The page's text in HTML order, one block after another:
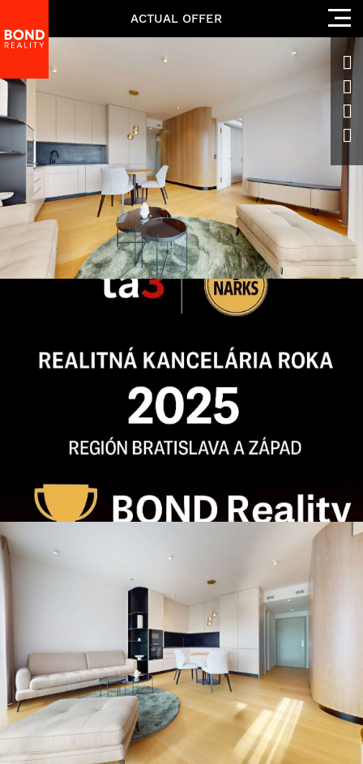
ACTUAL OFFER